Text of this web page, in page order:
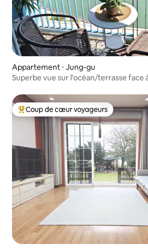
Appartement ⋅ Jung-gu
Superbe vue sur l'océan/terrasse face
contact/à 15 minutes de l'aéroport
Coups de cœur voyageurs les plus
Coup de cœur voyageurs